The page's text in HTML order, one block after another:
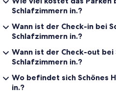
Schlafzimmern in.?
Wann ist der Check-in bei
Schlafzimmern in.?
Wann ist der Check-out bei
Schlafzimmern in.?
Wo befindet sich Schönes
in.?